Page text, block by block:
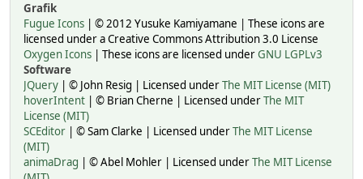
Grafik
Fugue Icons | © 2012 Yusuke Kamiyamane | These icons are
licensed under a Creative Commons Attribution 3.0 License
Oxygen Icons | These icons are licensed underGNU LGPLv3
Software
JQuery | © John Resig | Licensed underThe MIT License (MIT)
hoverIntent | © Brian Cherne | Licensed underThe MIT
License (MIT)
SCEditor | © Sam Clarke | Licensed underThe MIT License
(MIT)
animaDrag | © Abel Mohler | Licensed underThe MIT License